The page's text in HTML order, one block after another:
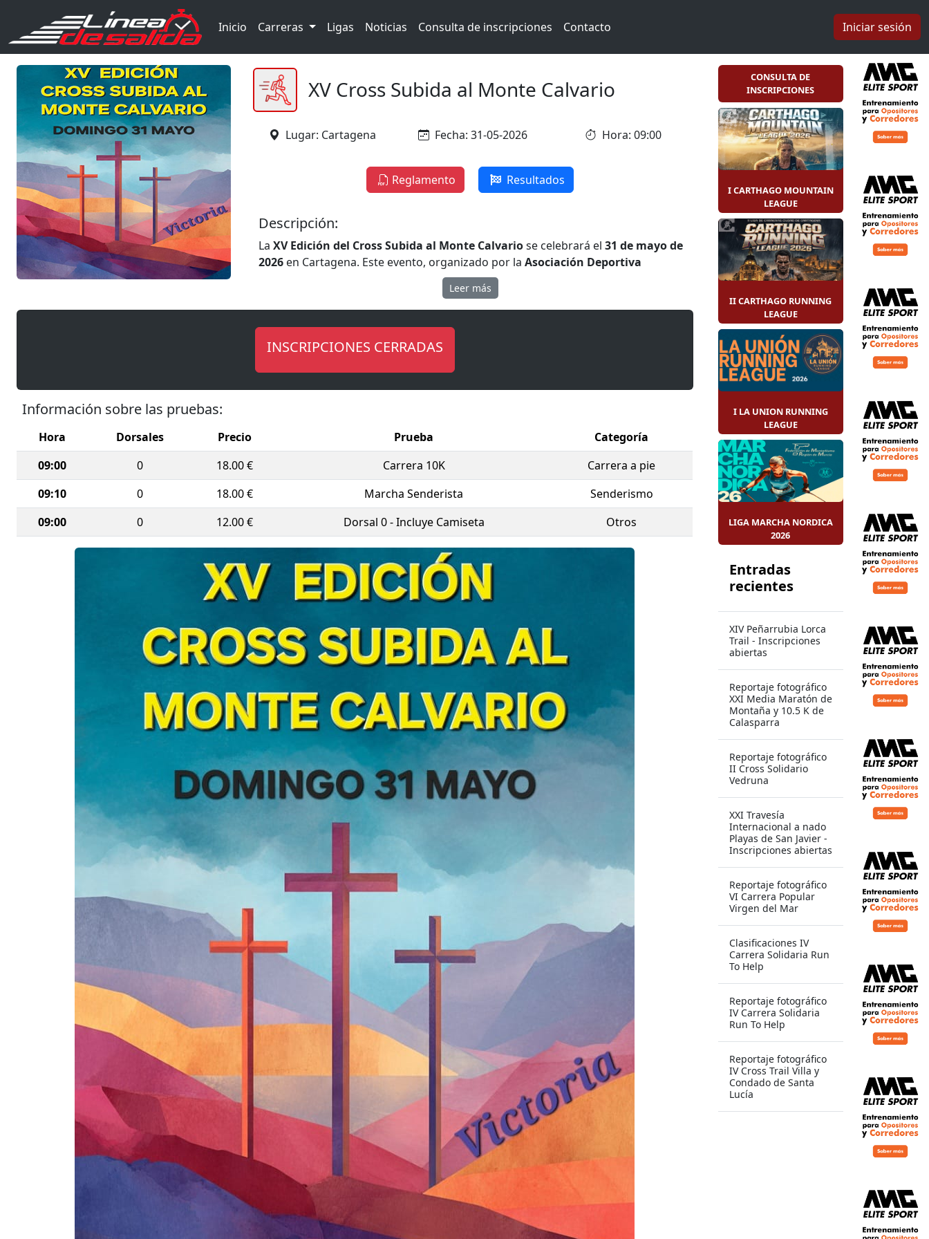
Inicio Carreras Ligas Noticias Consulta de inscripciones Contacto Iniciar sesión
XV Cross Subida al Monte Calvario
Lugar: Cartagena Fecha: 31-05-2026 Hora: 09:00
Reglamento Resultados
Descripción:
LaXV Edición del Cross Subida al Monte Calvariose celebrará el31 de mayo de
2026 en Cartagena. Este evento, organizado por laAsociación Deportiva
Instalaciones Deportivas de la Armada, ofrece tres modalidades de
archa Senderista
Fuerzas de Seguridad del Estado y otra para alumnos de la UPCT
Los beneficios obtenidos serán destinados a la
Leer más
INSCRIPCIONES CERRADAS
Información sobre las pruebas:
Hora Dorsales Precio Prueba
Categoría
09:00
0 18.00 € Carrera 10K
Carrera a pie
09:10
0 18.00 € Marcha Senderista
Senderismo
09:00
0 12.00 € Dorsal 0 - Incluye Camiseta Otros
CONSULTA DE
INSCRIPCIONES
I CARTHAGO MOUNTAIN
LEAGUE
II CARTHAGO RUNNING
LEAGUE
I LA UNION RUNNING
LEAGUE
LIGA MARCHA NORDICA
2026
Entradas
recientes
XIV Peñarrubia Lorca
Trail - Inscripciones
abiertas
Reportaje fotográfico
XXI Media Maratón de
Montaña y 10.5 K de
Calasparra
Reportaje fotográfico
II Cross Solidario
Vedruna
XXI Travesía
Internacional a nado
Playas de San Javier -
Inscripciones abiertas
Reportaje fotográfico
VI Carrera Popular
Virgen del Mar
Clasificaciones IV
Carrera Solidaria Run
To Help
Reportaje fotográfico
IV Carrera Solidaria
Run To Help
Reportaje fotográfico
IV Cross Trail Villa y
Condado de Santa
Lucía